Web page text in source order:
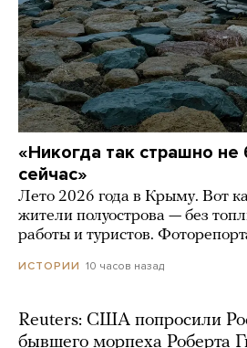
«Никогда так страшно не
сейчас»
Лето 2026 года в Крыму. Вот
жители полуострова — без
работы и туристов.
ИСТОРИИ 10 часов назад
Reuters: США попросили
бывшего морпеха Роберта